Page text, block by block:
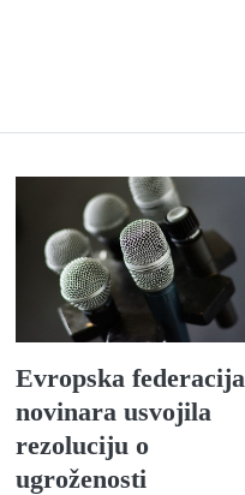
Evropska federacija
novinara usvojila
rezoluciju o
ugroženosti